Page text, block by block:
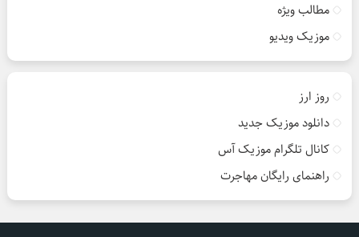
مطالب ویژه
موزیک ویدیو
روز ارز
دانلود موزیک جدید
کانال تلگرام موزیک آس
راهنمای رایگان مهاجرت